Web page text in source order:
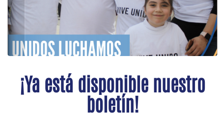
¡Ya está disponible nuestro
boletín!